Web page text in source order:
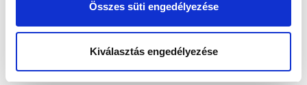
Összes süti engedélyezése
Kiválasztás engedélyezése
SZPONZOROK